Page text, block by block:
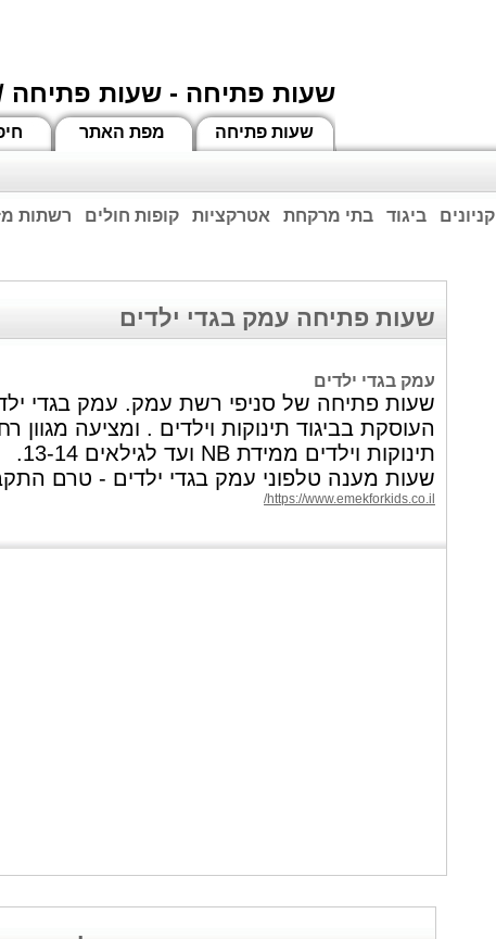
שעות פתיחה - שעות פתיחה
מפת האתר שעות פתיחה
רשתות קופות חולים אטרקציות בתי מרקחת ביגוד קניונים
שעות פתיחה עמק בגדי ילדים
עמק בגדי ילדים
שעות פתיחה של סניפי רשת עמק. עמק בגדי
העוסקת בביגוד תינוקות וילדים . ומציעה מגוון
תינוקות וילדים ממידת NB ועד לגילאים 13-14.
שעות מענה טלפוני עמק בגדי ילדים - טרם
https://www.emekforkids.co.il/